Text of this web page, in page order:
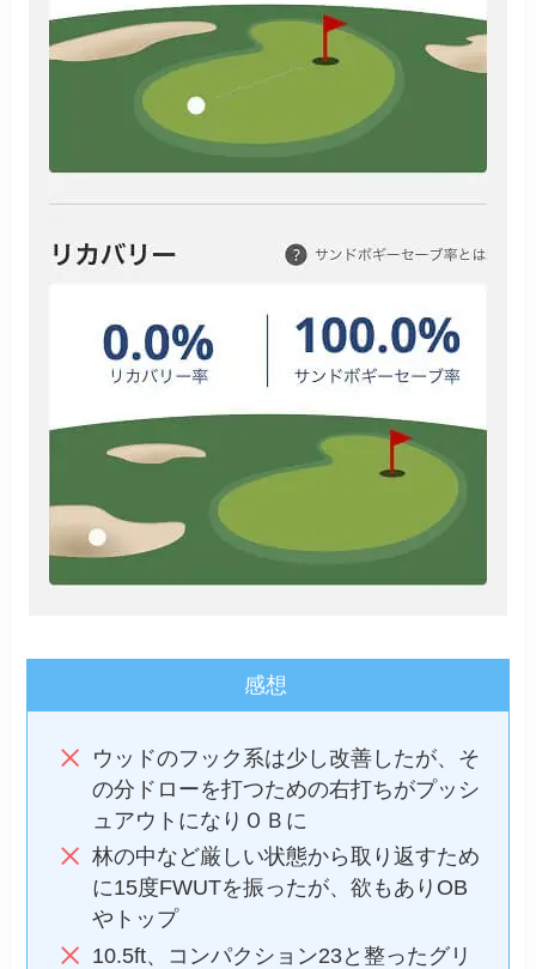
感想
ウッドのフック系は少し改善したが、そ
の分ドローを打つための右打ちがプッシ
ュアウトになりＯＢに
林の中など厳しい状態から取り返すため
に15度FWUTを振ったが、欲もありOB
やトップ
10.5ft、コンパクション23と整ったグリ